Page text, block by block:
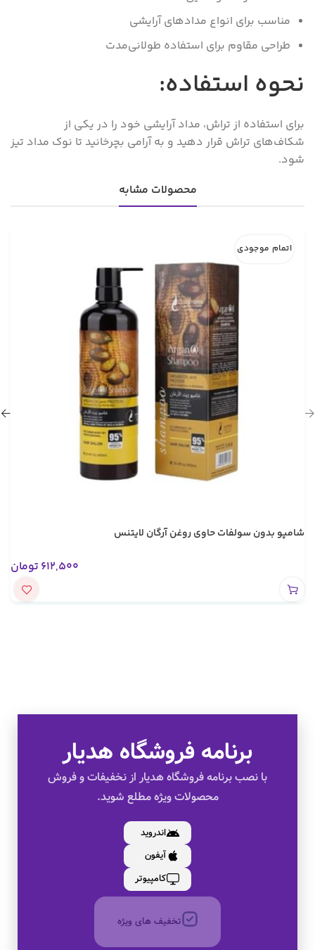
مناسب برای انواع مدادهای آرایشی
طراحی مقاوم برای استفاده طولانی‌مدت
نحوه استفاده:
برای استفاده از تراش، مداد آرایشی خود را در یکی از
شکاف‌های تراش قرار دهید و به آرامی بچرخانید تا نوک مداد تیز
شود.
محصولات مشابه
اتمام موجودی
شامپو بدون سولفات حاوی روغن آرگان لایتنس
612,500 تومان
برنامه فروشگاه هدیار
با نصب برنامه فروشگاه هدیار از نخفیفات و فروش
محصولات ویژه مطلع شوید.
اندروید
آیفون
کامپیوتر
کالای اصل
به صورت اقساط
بدون کارمزد
تخفیف های ویژه